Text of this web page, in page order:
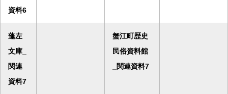
資料6
蓬左
文庫_
関連
資料7
蟹江町歴史
民俗資料館
_関連資料7